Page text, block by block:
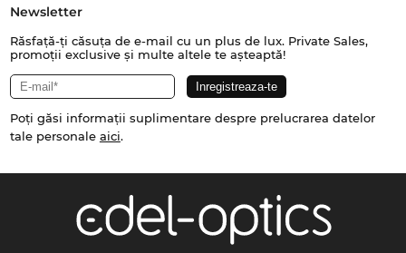
Newsletter
Răsfață-ți căsuța de e-mail cu un plus de lux. Private Sales,
promoții exclusive și multe altele te așteaptă!
Poți găsi informații suplimentare despre prelucrarea datelor
tale personale aici.